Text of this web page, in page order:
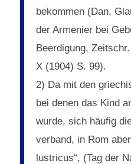
bekommen (Dan,
der Armenier bei
Beerdigung,
X (1904) S. 99).
2) Da mit den
bei denen das Kind
wurde, sich häufig
verband, in Rom
lustricus“, (Tag der